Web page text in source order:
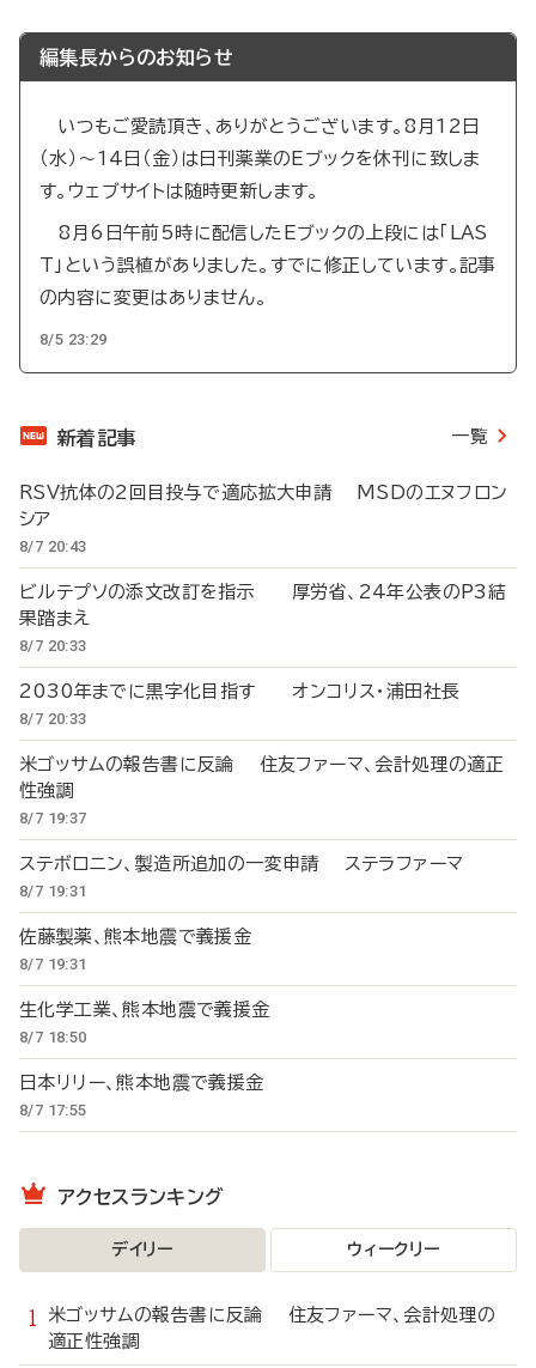
編集長からのお知らせ
いつもご愛読頂き、ありがとうございます。8月12日
（水）～14日（金）は日刊薬業のEブックを休刊に致しま
す。ウェブサイトは随時更新します。
8月6日午前5時に配信したEブックの上段には「LAS
T」という誤植がありました。すでに修正しています。記事
の内容に変更はありません。
8/5 23:29
新着記事 一覧
RSV抗体の2回目投与で適応拡大申請 MSDのエヌフロン
シア
8/7 20:43
ビルテプソの添文改訂を指示 厚労省、24年公表のP3結
果踏まえ
8/7 20:33
2030年までに黒字化目指す オンコリス・浦田社長
8/7 20:33
米ゴッサムの報告書に反論 住友ファーマ、会計処理の適正
性強調
8/7 19:37
ステボロニン、製造所追加の一変申請 ステラファーマ
8/7 19:31
佐藤製薬、熊本地震で義援金
8/7 19:31
生化学工業、熊本地震で義援金
8/7 18:50
日本リリー、熊本地震で義援金
8/7 17:55
アクセスランキング
デイリー ウィークリー
米ゴッサムの報告書に反論 住友ファーマ、会計処理の
適正性強調